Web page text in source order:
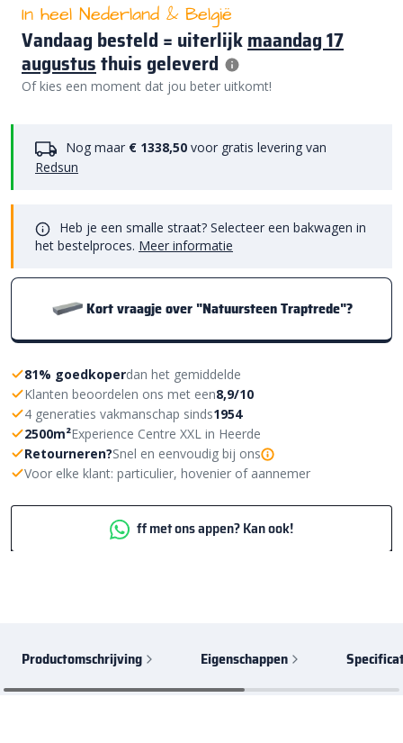
In heel Nederland & België
Vandaag besteld = uiterlijkmaandag 17
augustusthuis geleverd
Of kies een moment dat jou beter uitkomt!
Nog maar € 1338,50 voor gratis levering van
Redsun
Heb je een smalle straat? Selecteer een bakwagen in
het bestelproces. Meer informatie
Kort vraagje over "Natuursteen Traptrede"?
81% goedkoperdan het gemiddelde
Klanten beoordelen ons met een8,9/10
4 generaties vakmanschap sinds1954
2500m²Experience Centre XXL in Heerde
Retourneren?Snel en eenvoudig bij ons
Voor elke klant: particulier, hovenier of aannemer
ff met ons appen? Kan ook!
Productomschrijving Eigenschappen